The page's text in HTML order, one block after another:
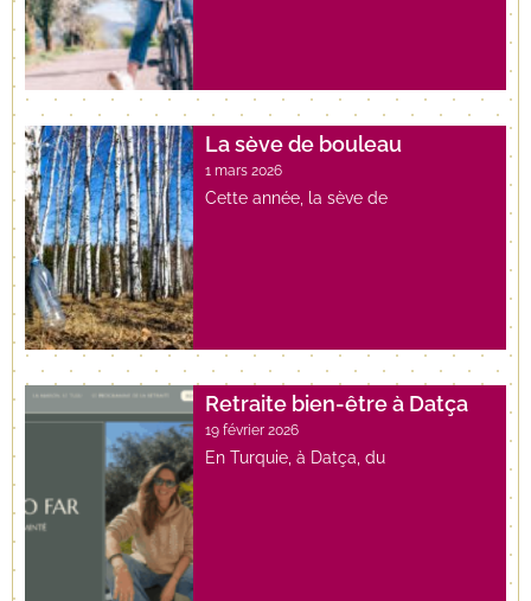
La sève de bouleau
1 mars 2026
Cette année, la sève de
Retraite bien-être à Datça
19 février 2026
En Turquie, à Datça, du